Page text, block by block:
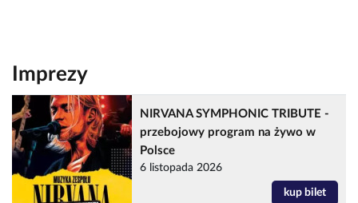
Imprezy
NIRVANA SYMPHONIC TRIBUTE -
przebojowy program na żywo w
Polsce
6 listopada 2026
kup bilet